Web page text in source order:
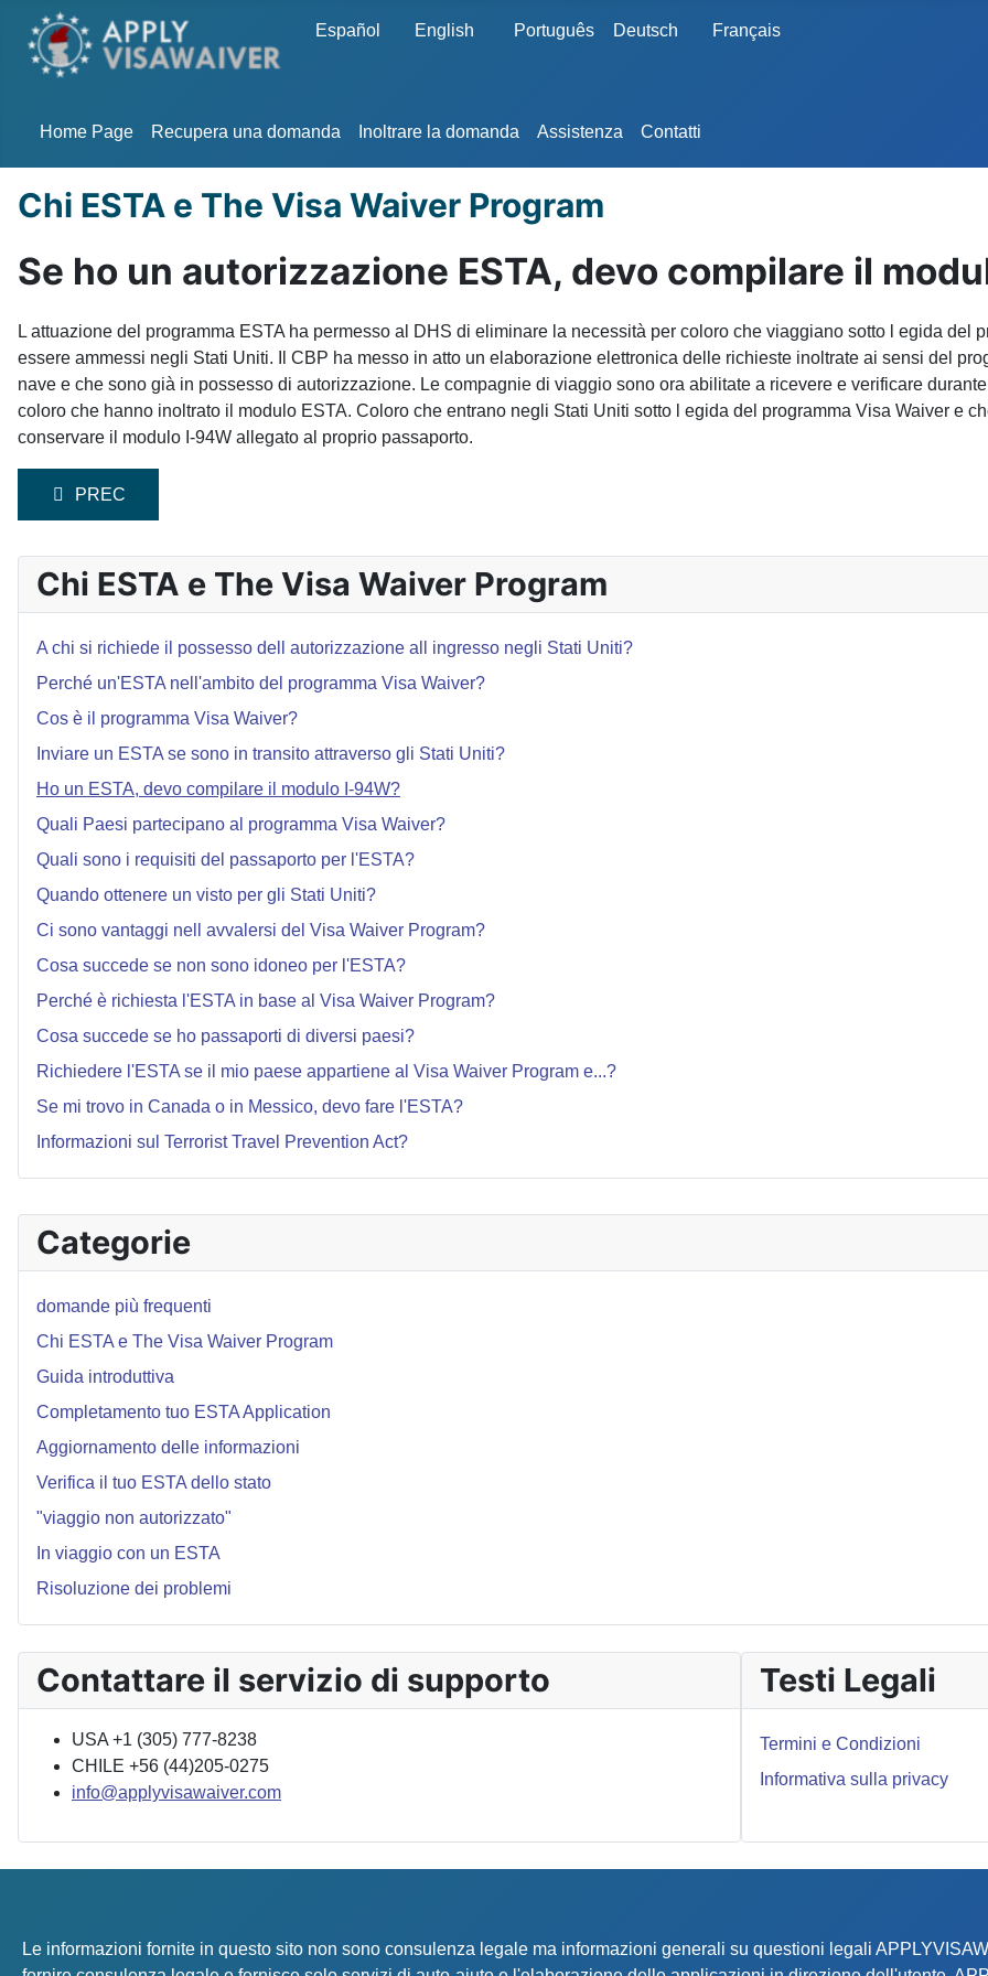
Seleziona la tua lingua
Español English Português Deutsch Français
Home Page Recupera una domanda Inoltrare la domanda Assistenza Contatti
Categorie
domande più frequenti
Chi ESTA e The Visa Waiver Program
Guida introduttiva
Completamento tuo ESTA Application
Aggiornamento delle informazioni
Verifica il tuo ESTA dello stato
"viaggio non autorizzato"
In viaggio con un ESTA
Risoluzione dei problemi
Chi ESTA e The Visa Waiver Program
Se ho un autorizzazione ESTA, devo compilare il
L attuazione del programma ESTA ha permesso al DHS di eliminare la necessità per coloro che viaggiano sotto l egida del
essere ammessi negli Stati Uniti. Il CBP ha messo in atto un elaborazione elettronica delle richieste inoltrate ai sensi del
nave e che sono già in possesso di autorizzazione. Le compagnie di viaggio sono ora abilitate a ricevere e verificare
coloro che hanno inoltrato il modulo ESTA. Coloro che entrano negli Stati Uniti sotto l egida del programma Visa Waiver e
conservare il modulo I-94W allegato al proprio passaporto.
ARTICOLO PRECEDENTE: DEVO PRESENTARE DOMANDA ANCHE SE TRANSITO NEGLI STATI UNITI PER
PREC
Chi ESTA e The Visa Waiver Program
A chi si richiede il possesso dell autorizzazione all ingresso negli Stati Uniti?
Perché un'ESTA nell'ambito del programma Visa Waiver?
Cos è il programma Visa Waiver?
Inviare un ESTA se sono in transito attraverso gli Stati Uniti?
Ho un ESTA, devo compilare il modulo I-94W?
Quali Paesi partecipano al programma Visa Waiver?
Quali sono i requisiti del passaporto per l'ESTA?
Quando ottenere un visto per gli Stati Uniti?
Ci sono vantaggi nell avvalersi del Visa Waiver Program?
Cosa succede se non sono idoneo per l'ESTA?
Perché è richiesta l'ESTA in base al Visa Waiver Program?
Cosa succede se ho passaporti di diversi paesi?
Richiedere l'ESTA se il mio paese appartiene al Visa Waiver Program e...?
Se mi trovo in Canada o in Messico, devo fare l'ESTA?
Informazioni sul Terrorist Travel Prevention Act?
Contattare il servizio di supporto
USA +1 (305) 777-8238
CHILE +56 (44)205-0275
info@applyvisawaiver.com
Testi Legali
Termini e Condizioni
Informativa sulla privacy
Le informazioni fornite in questo sito non sono consulenza legale ma informazioni generali su questioni legali